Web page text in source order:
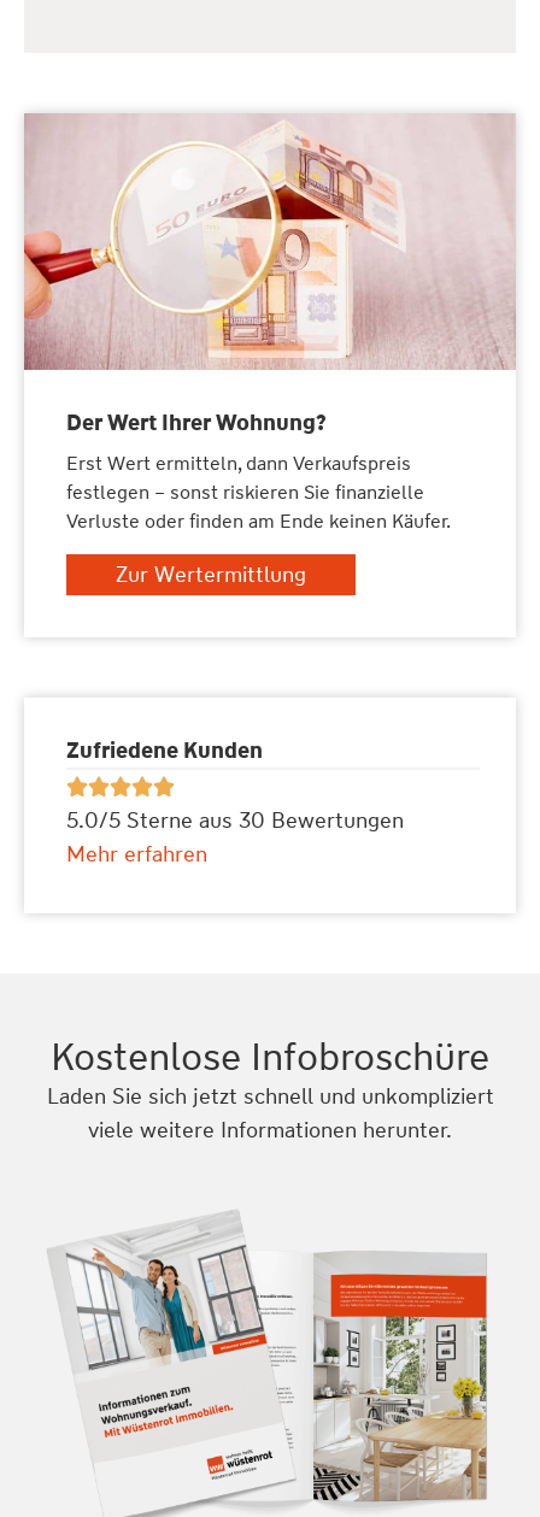
Der Wert Ihrer Wohnung?
Erst Wert ermitteln, dann Verkaufspreis
festlegen – sonst riskieren Sie finanzielle
Verluste oder finden am Ende keinen Käufer.
Zur Wertermittlung
Zufriedene Kunden

5.0/5 Sterne aus 30 Bewertungen
Mehr erfahren
Kostenlose Infobroschüre
Laden Sie sich jetzt schnell und unkompliziert
viele weitere Informationen herunter.